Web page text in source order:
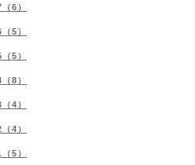
6）
5）
5）
8）
4）
4）
5）